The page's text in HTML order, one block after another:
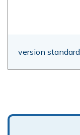
version standard